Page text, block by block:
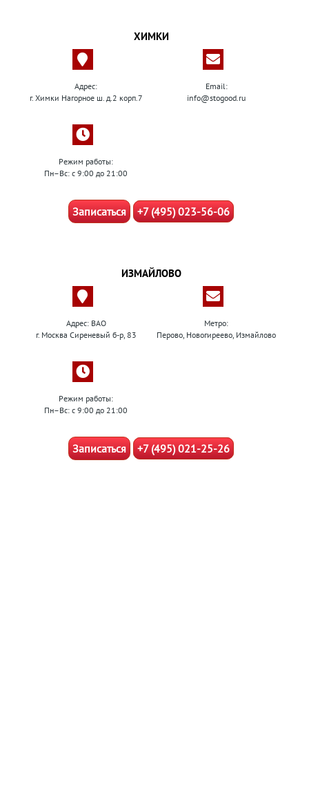
ХИМКИ
Адрес:
г. Химки Нагорное ш. д.2 корп.7
Email:
info@stogood.ru
Режим работы:
Пн–Вс: с 9:00 до 21:00
Записаться +7 (495) 023-56-06
ИЗМАЙЛОВО
Адрес: ВАО
г. Москва Сиреневый б-р, 83
Метро:
Перово, Новогиреево, Измайлово
Режим работы:
Пн–Вс: с 9:00 до 21:00
Записаться +7 (495) 021-25-26